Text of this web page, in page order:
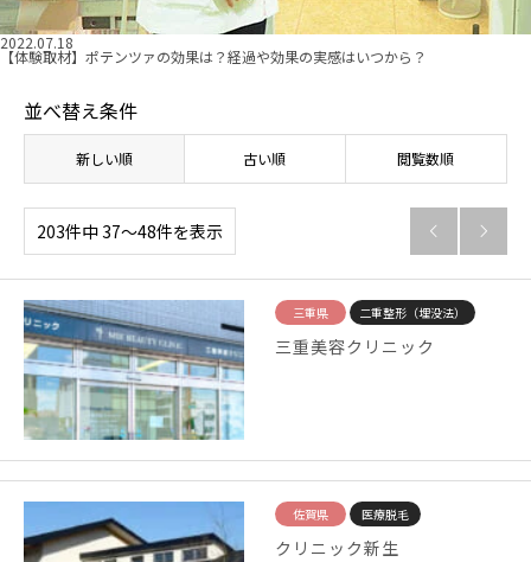
2022.07.18
【体験取材】ポテンツァの効果は？経過や効果の実感はいつから？
並べ替え条件
新しい順 古い順 閲覧数順
203件中 37〜48件を表示  
三重県 二重整形（埋没法）
三重美容クリニック
佐賀県 医療脱毛
クリニック新生